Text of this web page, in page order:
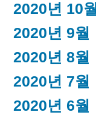
2020년 10월
2020년 9월
2020년 8월
2020년 7월
2020년 6월